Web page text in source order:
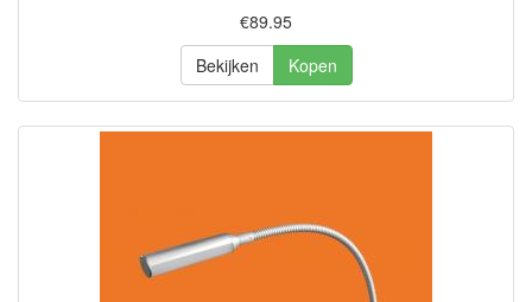
€89.95
Bekijken
Kopen